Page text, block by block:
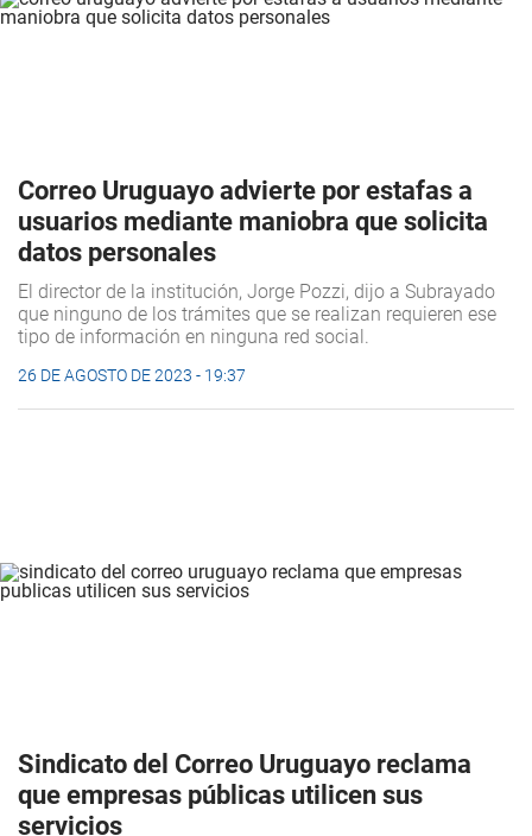
Correo Uruguayo advierte por estafas a
usuarios mediante maniobra que solicita
datos personales
El director de la institución, Jorge Pozzi, dijo a Subrayado
que ninguno de los trámites que se realizan requieren ese
tipo de información en ninguna red social.
26 DE AGOSTO DE 2023 - 19:37
Sindicato del Correo Uruguayo reclama
que empresas públicas utilicen sus
servicios